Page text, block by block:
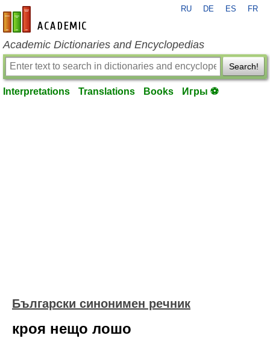
en-academic.com
RU DE ES FR
Academic Dictionaries and Encyclopedias
Search!
Interpretations Translations Books Игры ⚽
Български синонимен речник
кроя нещо лошо